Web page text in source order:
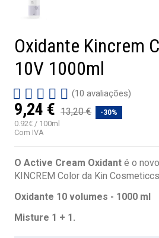
Oxidante Kincrem
10V 1000ml
(10 avaliações)
9,24 € 13,20 € -30%
0.92€ / 100ml
Com IVA
O Active Cream Oxidant é o
KINCREM Color da Kin
Oxidante 10 volumes - 1000 ml
Misture 1 + 1.